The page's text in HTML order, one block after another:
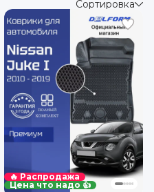
Сортировка
🔥 Распродажа
Цена что надо 👍